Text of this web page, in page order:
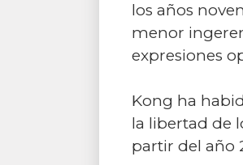
los años
menor
expresiones
Kong ha
la libertad de
partir del año